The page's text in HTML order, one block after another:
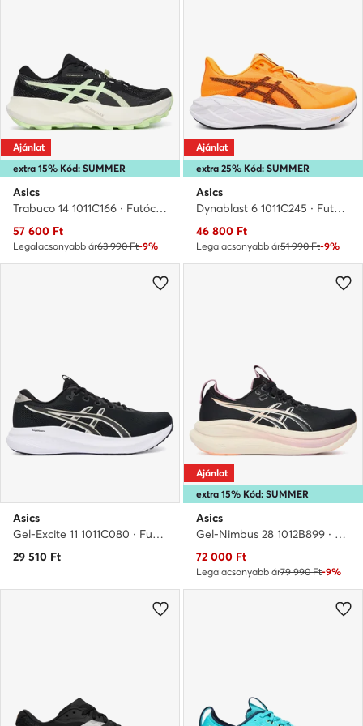
extra 15% Kód: SUMMER
Ajánlat
Asics
Trabuco 14 1011C166 · Futócipő
Aktuális ár
57 600 Ft
Legalacsonyabb ár63 990 Ft-9%
extra 25% Kód: SUMMER
Ajánlat
Asics
Dynablast 6 1011C245 · Futócipő
Aktuális ár
46 800 Ft
Legalacsonyabb ár51 990 Ft-9%
Asics
Gel-Excite 11 1011C080 · Futócipő
29 510 Ft
extra 15% Kód: SUMMER
Ajánlat
Asics
Gel-Nimbus 28 1012B899 · Futócipő
Aktuális ár
72 000 Ft
Legalacsonyabb ár79 990 Ft-9%